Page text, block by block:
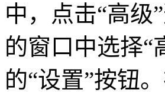
中，点击“高级
的窗口中选择“
的“设置”按钮